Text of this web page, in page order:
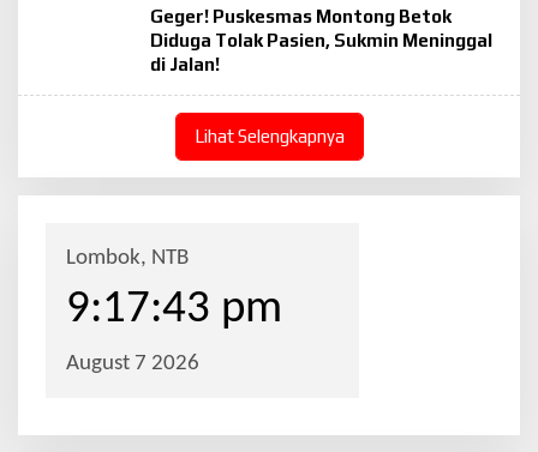
Geger! Puskesmas Montong Betok
Diduga Tolak Pasien, Sukmin Meninggal
di Jalan!
Lihat Selengkapnya